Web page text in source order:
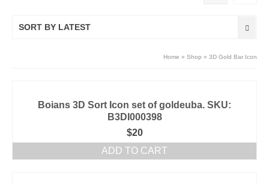
SORT BY LATEST
Home » Shop » 3D Gold Bar Icon
Boians 3D Sort Icon set of goldeuba. SKU:
B3DI000398
$20
ADD TO CART